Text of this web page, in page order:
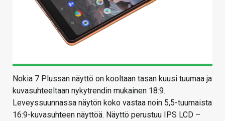
Nokia 7 Plussan näyttö on kooltaan tasan kuusi tuumaa ja
kuvasuhteeltaan nykytrendin mukainen 18:9.
Leveyssuunnassa näytön koko vastaa noin 5,5-tuumaista
16:9-kuvasuhteen näyttöä. Näyttö perustuu IPS LCD –